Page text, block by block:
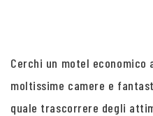
Cerchi un motel economico
moltissime camere e
quale trascorrere degli